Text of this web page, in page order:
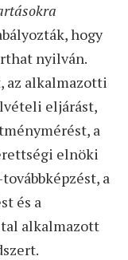
hogy
nyilván.
az alkalmazotti
eljárást,
a
elnöki
a
és a
alkalmazott